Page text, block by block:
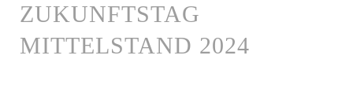
ZUKUNFTSTAG
MITTELSTAND 2024